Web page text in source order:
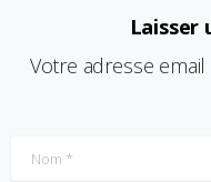
Laisser
Votre adresse
Nom*